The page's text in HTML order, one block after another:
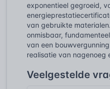
exponentieel gegroeid,
van gebruikte
onmisbaar,
van een
realisatie van nagenoeg
Veelgestelde